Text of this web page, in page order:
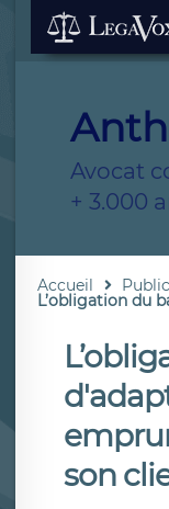
Avocat
+ 3.000
Accueil
L’obligation du
son